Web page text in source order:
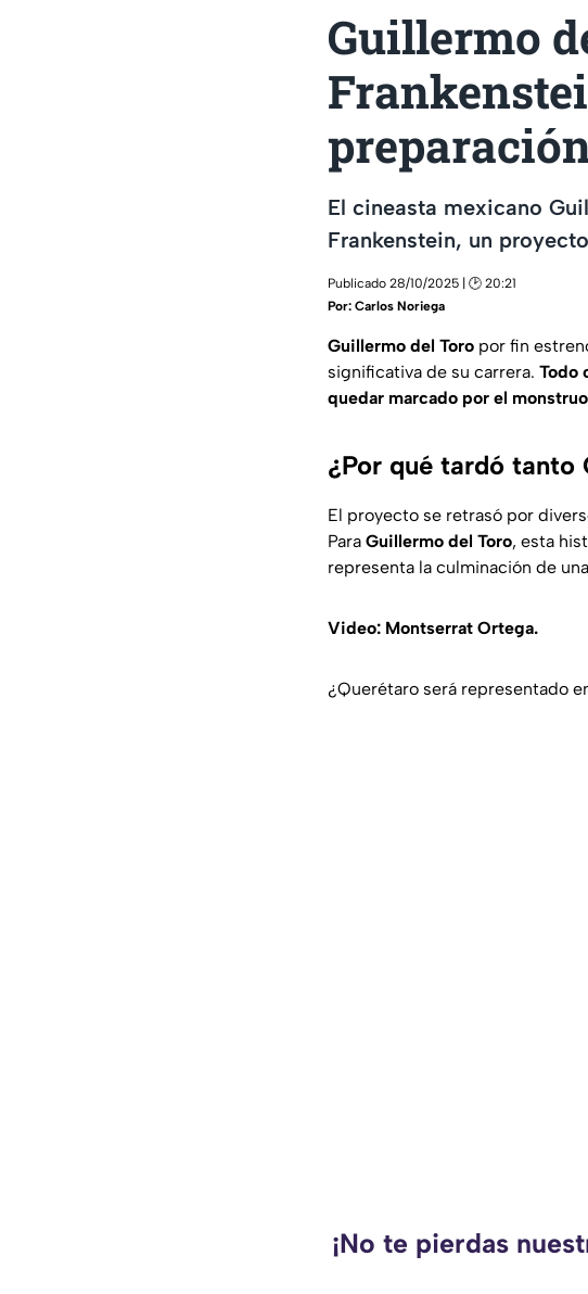
Guillermo
El cineasta mexicano
Frankenstein, un
Publicado 28/10/2025 | 🕑 20:21
Por: Carlos Noriega
Guillermo del Toro por fin
significativa de su carrera. Todo
quedar marcado por el
¿Por qué tardó tanto
El proyecto se retrasó por
Para Guillermo del Toro, esta
representa la culminación de
Video: Montserrat Ortega.
¿Querétaro será representado
¡No te pierdas